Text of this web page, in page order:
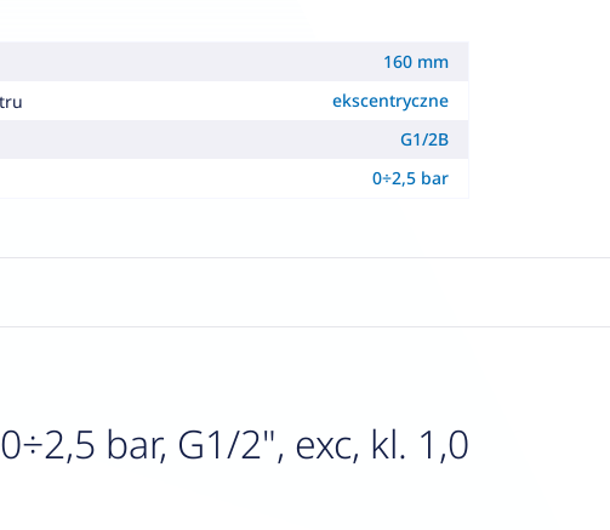
160 mm
ekscentryczne
G1/2B
0÷2,5 bar
bar, G1/2", exc, kl. 1,0